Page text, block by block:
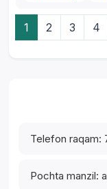
Telefon raqam:
Pochta manzil:
1 2 3 4